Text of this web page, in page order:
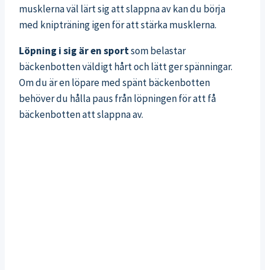
musklerna väl lärt sig att slappna av kan du börja
med knipträning igen för att stärka musklerna.
Löpning i sig är en sportsom belastar
bäckenbotten väldigt hårt och lätt ger spänningar.
Om du är en löpare med spänt bäckenbotten
behöver du hålla paus från löpningen för att få
bäckenbotten att slappna av.